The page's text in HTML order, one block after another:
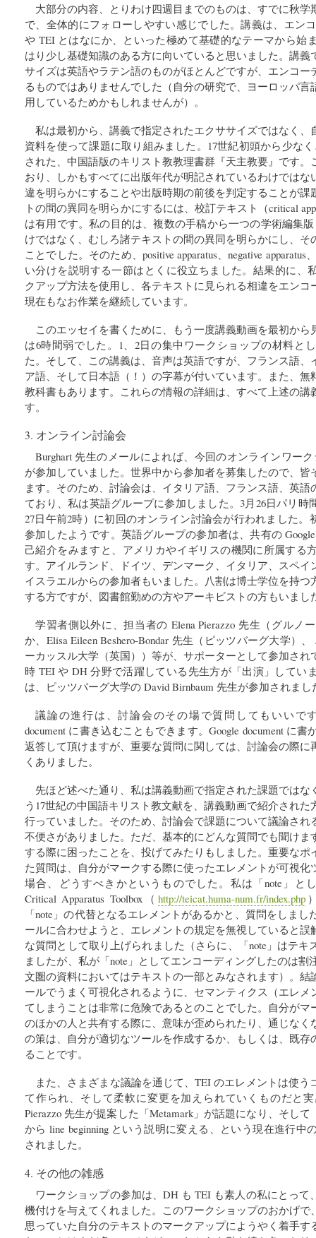
大部分の内容、とりわけ四週目までのものは、すでに秋
で、全体的にフォローしやすい感じでした。講義は、エン
や TEI とはなにか、といった極めて基礎的なテーマから始
はり少し基礎知識のある方に向いていると思いました。講
サイズは英語やラテン語のものがほとんどですが、エンコー
るものではありませんでした（自分の研究で、ヨーロッパ
用しているためかもしれませんが）。
私は最初から、講義で指定されたエクササイズではなく、
資料を使って課題に取り組みました。17世紀初頭から少な
された、中国語版のキリスト教教理書群『天主教要』です
おり、しかもすべてに出版年代が明記されているわけでは
違を明らかにすることや出版時期の前後を判定することが課
トの間の異同を明らかにするには、校訂テキスト（critical
は有用です。私の目的は、複数の手稿から一つの学術編集版
けではなく、むしろ諸テキストの間の異同を明らかにし、
ことでした。そのため、positive apparatus、negative apparatus
い分けを説明する一節はとくに役立ちました。結果的に、私
クアップ方法を使用し、各テキストに見られる相違をエン
現在もなお作業を継続しています。
このエッセイを書くために、もう一度講義動画を最初か
は6時間弱でした。1、2日の集中ワークショップの材料と
た。そして、この講義は、音声は英語ですが、フランス語
ア語、そして日本語（！）の字幕が付いています。また、
教科書もあります。これらの情報の詳細は、すべて上述の講
す。
3. オンライン討論会
Burghart 先生のメールによれば、今回のオンラインワー
が参加していました。世界中から参加者を募集したので、
ます。そのため、討論会は、イタリア語、フランス語、英
ており、私は英語グループに参加しました。3月26日パリ時
27日午前2時）に初回のオンライン討論会が行われました。
参加したようです。英語グループの参加者は、共有の
己紹介をみますと、アメリカやイギリスの機関に所属する
す。アイルランド、ドイツ、デンマーク、イタリア、スペイ
イスラエルからの参加者もいました。八割は博士学位を持
する方ですが、図書館勤めの方やアーキビストの方もいまし
学習者側以外に、担当者の Elena Pierazzo 先生（グルノ
か、Elisa Eileen Beshero-Bondar 先生（ピッツバーグ大学）、
ーカッスル大学（英国））等が、サポーターとして参加さ
時 TEI や DH 分野で活躍している先生方が「出演」してい
は、ピッツバーグ大学の David Birnbaum 先生が参加されまし
議論の進行は、討論会のその場で質問してもいいで
document に書き込むこともできます。Google document に
返答して頂けますが、重要な質問に関しては、討論会の際に
くありました。
先ほど述べた通り、私は講義動画で指定された課題では
う17世紀の中国語キリスト教文献を、講義動画で紹介され
行っていました。そのため、討論会で課題について議論され
不便さがありました。ただ、基本的にどんな質問でも聞けま
する際に困ったことを、投げてみたりもしました。重要なポ
た質問は、自分がマークする際に使ったエレメントが可視
場合、どうすべきかというものでした。私は「note」と
Critical Apparatus Toolbox（ http://teicat.huma-num.fr/index.php
「note」の代替となるエレメントがあるかと、質問をしま
ールに合わせようと、エレメントの規定を無視していると
な質問として取り上げられました（さらに、「note」はテキ
ましたが、私が「note」としてエンコーディングしたのは
文圏の資料においてはテキストの一部とみなされます）。結
ールでうまく可視化されるように、セマンティクス（エレ
てしまうことは非常に危険であるとのことでした。自分がマ
のほかの人と共有する際に、意味が歪められたり、通じなく
の策は、自分が適切なツールを作成するか、もしくは、既存
ることです。
また、さまざまな議論を通じて、TEI のエレメントは使
て作られ、そして柔軟に変更を加えられていくものだと
Pierazzo 先生が提案した「Metamark」が話題になり、そして
から line beginning という説明に変える、という現在進行中
されました。
4. その他の雑感
ワークショップの参加は、DH も TEI も素人の私にとって
機付けを与えてくれました。このワークショップのおかげで
思っていた自分のテキストのマークアップにようやく着手す